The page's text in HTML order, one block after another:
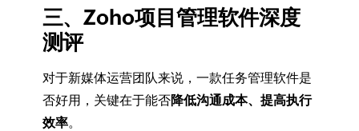
三、Zoho项目管理软件深度
测评
对于新媒体运营团队来说，一款任务管理软件是
否好用，关键在于能否降低沟通成本、提高执行
效率。